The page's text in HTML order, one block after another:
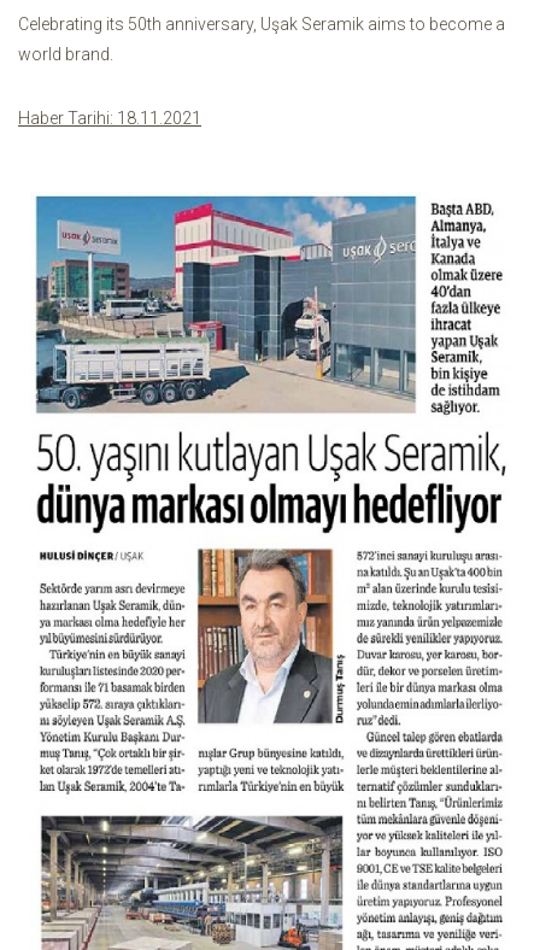
Celebrating its 50th anniversary, Uşak Seramik aims to become a
world brand.
Haber Tarihi: 18.11.2021